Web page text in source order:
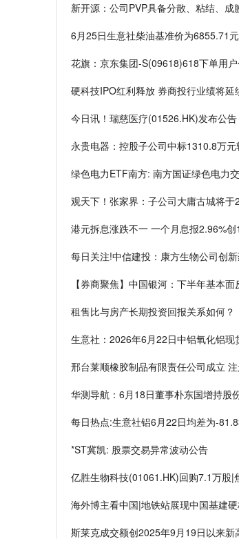
新开源：公司PVP具备分散、粘结、
6月25日生意社柴油基准价为6855.71
花旗：京东集团-S(09618)618下单用
硬科技IPO红利释放 券商投行业绩将延
今日讯！瑞慈医疗(01526.HK)发布公
永贵电器：控股子公司中标1310.8万
绿色电力ETF南方: 南方国证绿色电力
观天下！张家界：子公司大庸古城将
港元拆息涨跌不一 一个月息报2.96%
每日关注!中信建投：康方生物公司创
【券商聚焦】中国银河：下半年基本
租售比与房产长期投资回报关系如何？
生意社：2026年6月22日中铝氧化铝现
邢台莱顺橡胶制品有限责任公司成立
华测导航：6月18日董事朴东国增持股
每日热点:生意社铝6月22日均差为-
*ST冀凯: 股票交易异常波动公告
亿胜生物科技(01061.HK)回购7.1万股|
海外博主看中国|地铁站展现中国基建
斯莱克成交额创2025年9月19日以来新